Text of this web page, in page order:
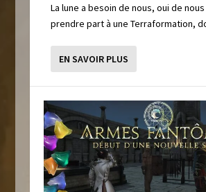
La lune a besoin de nous, oui de
prendre part à une Terraformation,
EN SAVOIR PLUS